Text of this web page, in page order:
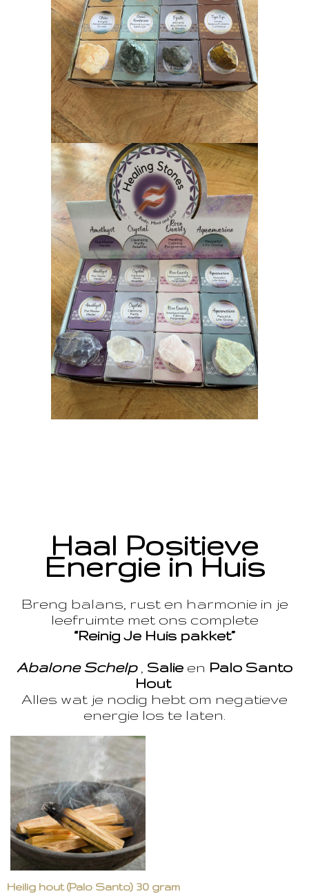
Haal Positieve
Energie in Huis
Breng balans, rust en harmonie in je
leefruimte met ons complete
“Reinig Je Huis pakket”
Abalone Schelp, Salie en Palo Santo
Hout
Alles wat je nodig hebt om negatieve
energie los te laten.
Heilig hout (Palo Santo) 30 gram